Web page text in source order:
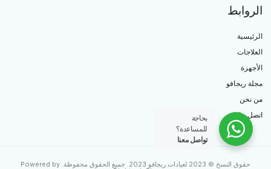
الروابط
الرئيسية
العلاجات
الأجهزة
مجلة ريجافو
من نحن
اتصل بنا
حقوق النسخ © 2023 لعيادات ريجافو 2023. جميع الحقوق محفوظة. Powered by
بحاجة
للمساعدة؟
تواصل معنا